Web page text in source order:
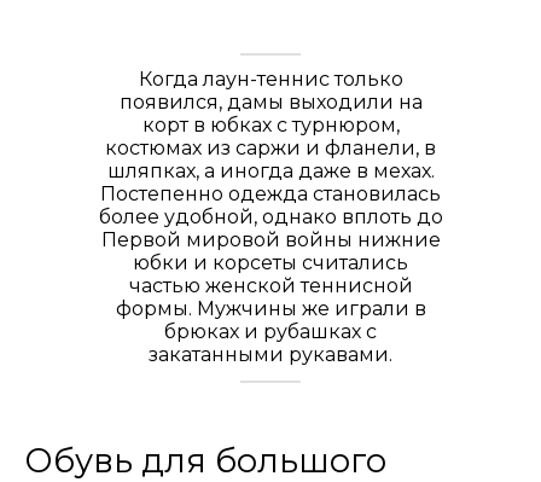
Когда лаун-теннис только
появился, дамы выходили на
корт в юбках с турнюром,
костюмах из саржи и фланели, в
шляпках, а иногда даже в мехах.
Постепенно одежда становилась
более удобной, однако вплоть до
Первой мировой войны нижние
юбки и корсеты считались
частью женской теннисной
формы. Мужчины же играли в
брюках и рубашках с
закатанными рукавами.
Обувь для большого